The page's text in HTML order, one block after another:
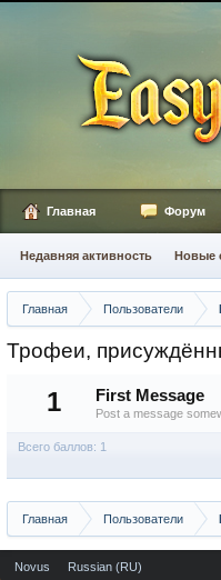
Главная Пользователи
Трофеи,
1 First Message
Post a message
Всего баллов: 1
Главная Пользователи
Главная Форум
Недавняя активность Новые
Novus Russian (RU)